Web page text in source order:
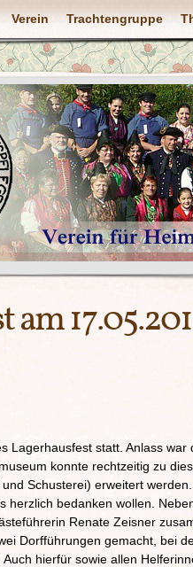
Verein Trachtengruppe
am
Lagerhausfest statt. Anlass war
konnte rechtzeitig zu
Schusterei) erweitert
herzlich bedanken wollen.
Renate Zeisner
Dorfführungen gemacht, bei
hierfür sowie allen